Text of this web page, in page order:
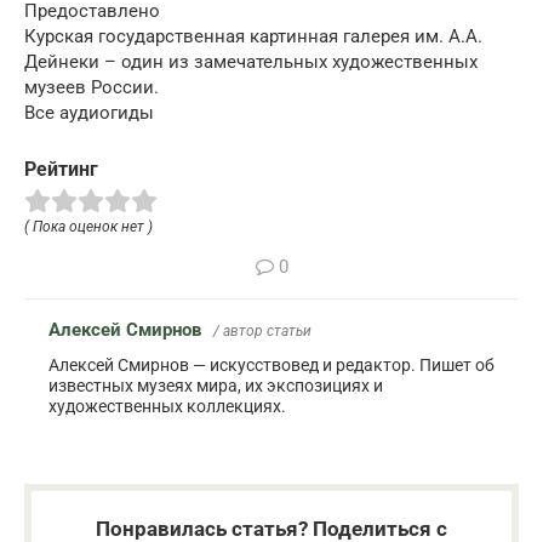
Предоставлено
Курская государственная картинная галерея им. А.А.
Дейнеки – один из замечательных художественных
музеев России.
Все аудиогиды
Рейтинг
( Пока оценок нет )
0
Алексей Смирнов / автор статьи
Алексей Смирнов — искусствовед и редактор. Пишет об
известных музеях мира, их экспозициях и
художественных коллекциях.
Понравилась статья? Поделиться с